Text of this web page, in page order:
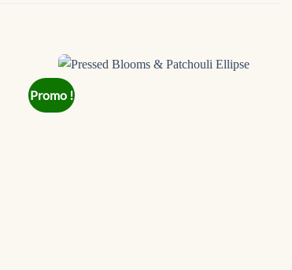
Promo !